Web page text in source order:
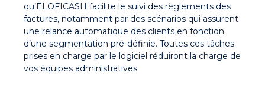
qu’ELOFICASH facilite le suivi des règlements des
factures, notamment par des scénarios qui assurent
une relance automatique des clients en fonction
d’une segmentation pré-définie. Toutes ces tâches
prises en charge par le logiciel réduiront la charge de
vos équipes administratives